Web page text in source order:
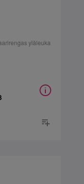
yläleuka